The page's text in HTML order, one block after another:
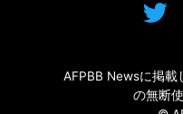
AFPBB Newsに掲載
の無断